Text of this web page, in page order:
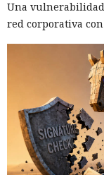
Una
red corporativa